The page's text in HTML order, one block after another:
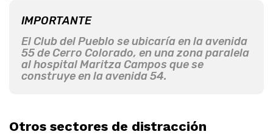
IMPORTANTE
El Club del Pueblo se ubicaría en la avenida
55 de Cerro Colorado, en una zona paralela
al hospital Maritza Campos que se
construye en la avenida 54.
Otros sectores de distracción